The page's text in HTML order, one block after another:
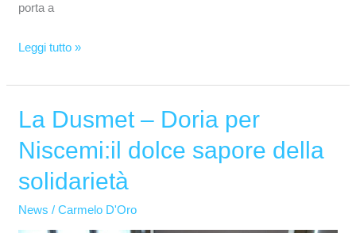
porta a
Leggi tutto »
La Dusmet – Doria per
Niscemi:il dolce sapore della
solidarietà
News /Carmelo D'Oro
La
–
Doria